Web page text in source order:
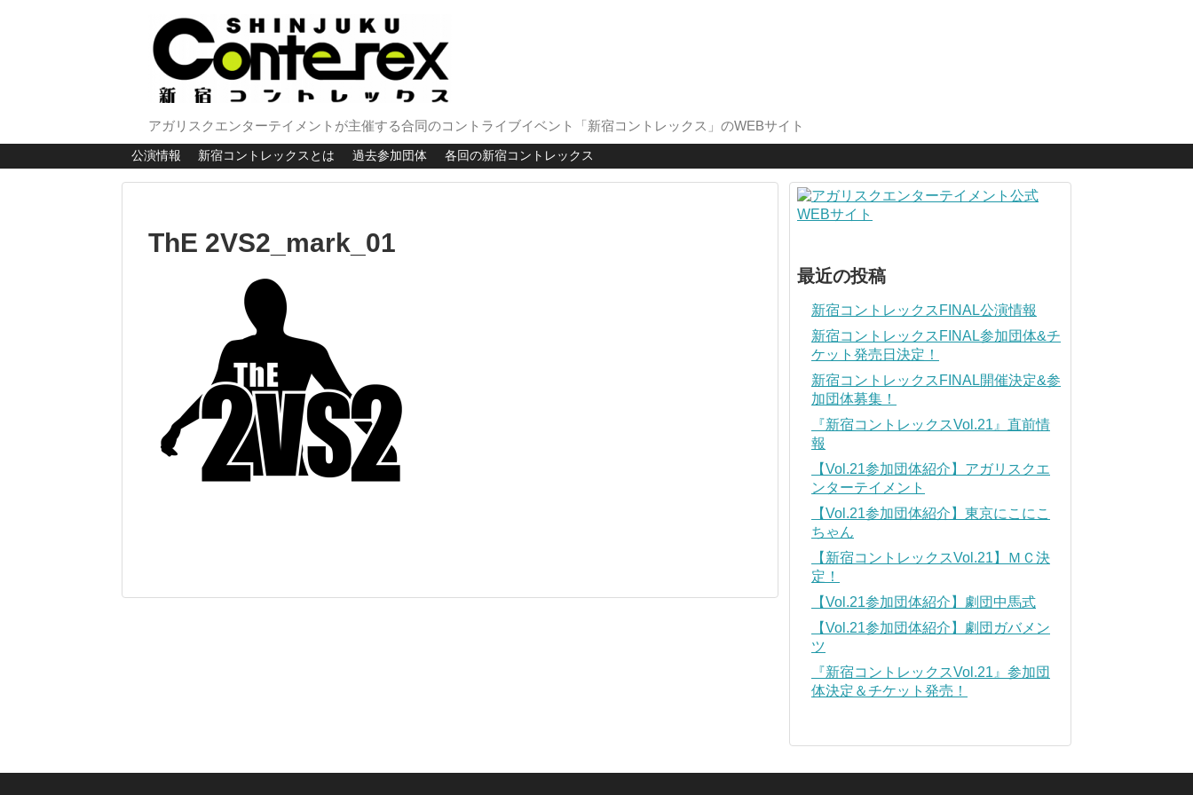
アガリスクエンターテイメントが主催する合同のコントライブイベント「新宿コントレックス」のWEBサイト
公演情報 新宿コントレックスとは 過去参加団体 各回の新宿コントレックス
ThE 2VS2_mark_01
最近の投稿
新宿コントレックスFINAL公演情報
新宿コントレックスFINAL参加団体&チ
ケット発売日決定！
新宿コントレックスFINAL開催決定&参
加団体募集！
『新宿コントレックスVol.21』直前情
報
【Vol.21参加団体紹介】アガリスクエ
ンターテイメント
【Vol.21参加団体紹介】東京にこにこ
ちゃん
【新宿コントレックスVol.21】ＭＣ決
定！
【Vol.21参加団体紹介】劇団中馬式
【Vol.21参加団体紹介】劇団ガバメン
ツ
『新宿コントレックスVol.21』参加団
体決定＆チケット発売！